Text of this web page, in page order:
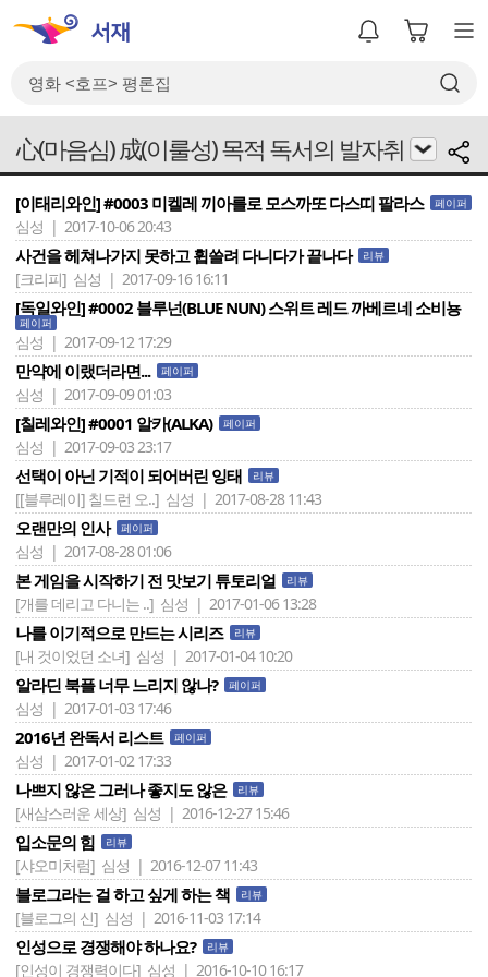
心(마음심) 成(이룰성) 목적 독서의 발자취
[이태리와인] #0003 미켈레 끼아를로 모스까또 다스띠 팔라스 페이퍼
심성 | 2017-10-06 20:43
사건을 헤쳐나가지 못하고 휩쓸려 다니다가 끝나다 리뷰
[크리피] 심성 | 2017-09-16 16:11
[독일와인] #0002 블루넌(BLUE NUN) 스위트 레드 까베르네 소비뇽
페이퍼
심성 | 2017-09-12 17:29
만약에 이랬더라면... 페이퍼
심성 | 2017-09-09 01:03
[칠레와인] #0001 알카(ALKA) 페이퍼
심성 | 2017-09-03 23:17
선택이 아닌 기적이 되어버린 잉태 리뷰
[[블루레이] 칠드런 오..] 심성 | 2017-08-28 11:43
오랜만의 인사 페이퍼
심성 | 2017-08-28 01:06
본 게임을 시작하기 전 맛보기 튜토리얼 리뷰
[개를 데리고 다니는 ..] 심성 | 2017-01-06 13:28
나를 이기적으로 만드는 시리즈 리뷰
[내 것이었던 소녀] 심성 | 2017-01-04 10:20
알라딘 북플 너무 느리지 않나? 페이퍼
심성 | 2017-01-03 17:46
2016년 완독서 리스트 페이퍼
심성 | 2017-01-02 17:33
나쁘지 않은 그러나 좋지도 않은 리뷰
[새삼스러운 세상] 심성 | 2016-12-27 15:46
입소문의 힘 리뷰
[샤오미처럼] 심성 | 2016-12-07 11:43
블로그라는 걸 하고 싶게 하는 책 리뷰
[블로그의 신] 심성 | 2016-11-03 17:14
인성으로 경쟁해야 하나요? 리뷰
[인성이 경쟁력이다] 심성 | 2016-10-10 16:17